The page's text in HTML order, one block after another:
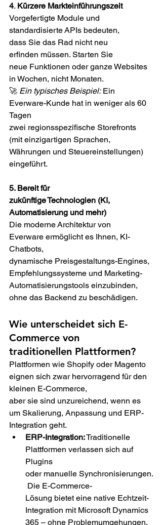
4. Kürzere Markteinführungszeit
Vorgefertigte Module und
standardisierte APIs bedeuten,
dass Sie das Rad nicht neu
erfinden müssen. Starten Sie
neue Funktionen oder ganze Websites
in Wochen, nicht Monaten.
🚀 Ein typisches Beispiel: Ein
Everware-Kunde hat in weniger als 60
Tagen
zwei regionsspezifische Storefronts
(mit einzigartigen Sprachen,
Währungen und Steuereinstellungen)
eingeführt.
5. Bereit für
zukünftige Technologien (KI,
Automatisierung und mehr)
Die moderne Architektur von
Everware ermöglicht es Ihnen, KI-
Chatbots,
dynamische Preisgestaltungs-Engines,
Empfehlungssysteme und Marketing-
Automatisierungstools einzubinden,
ohne das Backend zu beschädigen.
Wie unterscheidet sich E-
Commerce von
traditionellen Plattformen?
Plattformen wie Shopify oder Magento
eignen sich zwar hervorragend für den
kleinen E-Commerce,
aber sie sind unzureichend, wenn es
um Skalierung, Anpassung und ERP-
Integration geht.
ERP-Integration: Traditionelle
Plattformen verlassen sich auf
Plugins
oder manuelle Synchronisierungen.
Die E-Commerce-
Lösung bietet eine native Echtzeit-
Integration mit Microsoft Dynamics
365 – ohne Problemumgehungen.